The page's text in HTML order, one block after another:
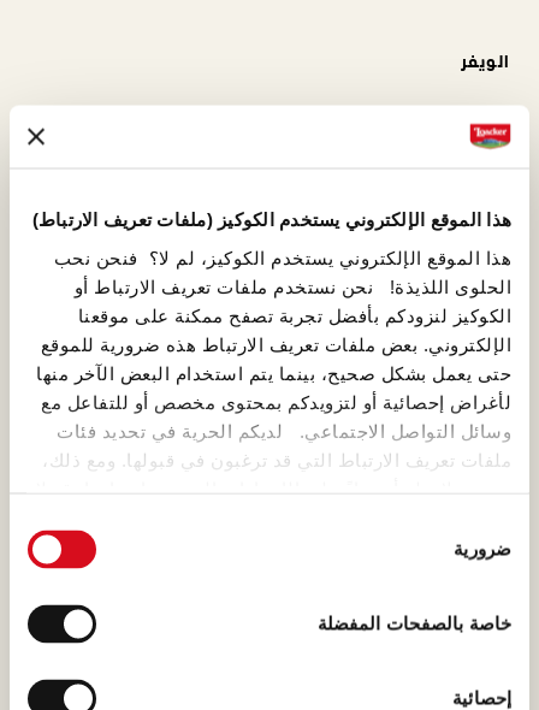
هذا الموقع الإلكتروني يستخدم الكوكيز (ملفات تعريف الارتباط)
هذا الموقع الإلكتروني يستخدم الكوكيز، لم لا؟ فنحن نحب
الحلوى اللذيذة! نحن نستخدم ملفات تعريف الارتباط أو
الكوكيز لنزودكم بأفضل تجربة تصفح ممكنة على موقعنا
الإلكتروني. بعض ملفات تعريف الارتباط هذه ضرورية للموقع
حتى يعمل بشكل صحيح، بينما يتم استخدام البعض الآخر منها
لأغراض إحصائية أو لتزويدكم بمحتوى مخصص أو للتفاعل مع
وسائل التواصل الاجتماعي. لديكم الحرية في تحديد فئات
ملفات تعريف الارتباط التي قد ترغبون في قبولها. ومع ذلك،
(template: Cookies Cookiebot information letter_AR V2.0)
الموافقة
ضرورية
خاصة بالصفحات المفضلة
إحصائية
الويفر
رقائق الويفر الخاصة بلواكر هي
جوهر الخير الأساسي! عملية إعداد
مرة على يد ألفونس لواكر ولاحقًا
قام بها ابنه أرمين، الذي حافظ على
الوصفة الأصلية وعززها.
دقيق القمح
القريبة منا في لواكر، حيث يكون
هذه العملية لأدق بروتوكولات